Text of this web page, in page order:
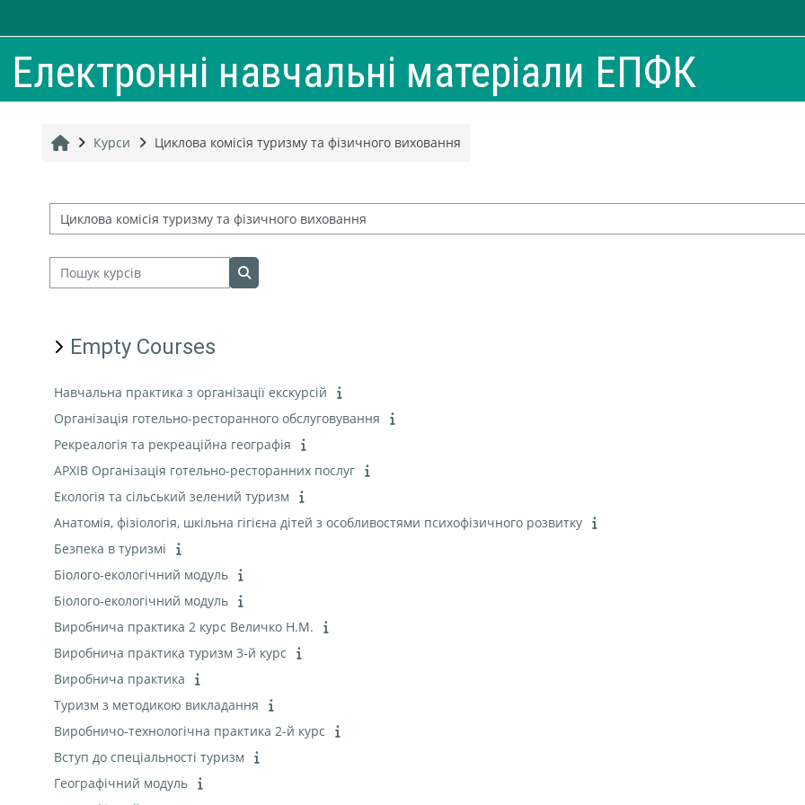
Електронні навчальні матеріали ЕПФК
Головна
Курси Циклова комісія туризму та фізичного виховання
Категорії курсів
Пошук курсів
Empty Courses
Навчальна практика з організації екскурсій
Організація готельно-ресторанного обслуговування
Рекреалогія та рекреаційна географія
АРХІВ Організація готельно-ресторанних послуг
Екологія та сільський зелений туризм
Анатомія, фізіологія, шкільна гігієна дітей з особливостями психофізичного розвитку
Безпека в туризмі
Біолого-екологічний модуль
Біолого-екологічний модуль
Виробнича практика 2 курс Величко Н.М.
Виробнича практика туризм 3-й курс
Виробнича практика
Туризм з методикою викладання
Виробничо-технологічна практика 2-й курс
Вступ до спеціальності туризм
Географічний модуль